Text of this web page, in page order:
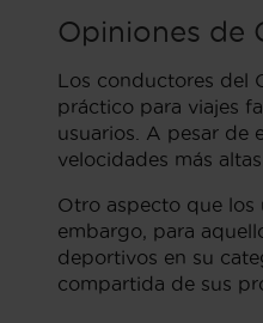
Opiniones de
Los conductores del
práctico para viajes
usuarios. A pesar de
velocidades más altas.
Otro aspecto que los
embargo, para
deportivos en su
compartida de sus